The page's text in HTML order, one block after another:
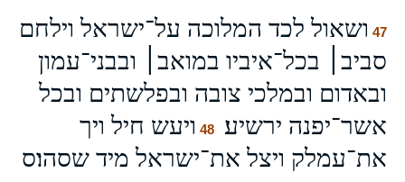
47 ושאול לכד המלוכה על־ישראל וילחם
סביב׀ בכל־איביו במואב׀ ובבני־עמון
ובאדום ובמלכי צובה ובפלשתים ובכל
אשר־יפנה ירשיע׃
48 ויעש חיל ויך
את־עמלק ויצל את־ישראל מיד שסהו׃ס